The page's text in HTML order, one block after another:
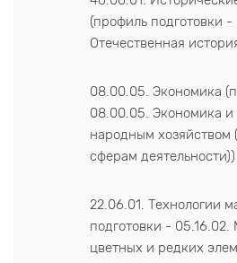
(профиль подготовки -
Отечественная
08.00.05. Экономика
08.00.05. Экономика и
народным хозяйством
сферам деятельности))
22.06.01. Технологии
подготовки -
цветных и редких